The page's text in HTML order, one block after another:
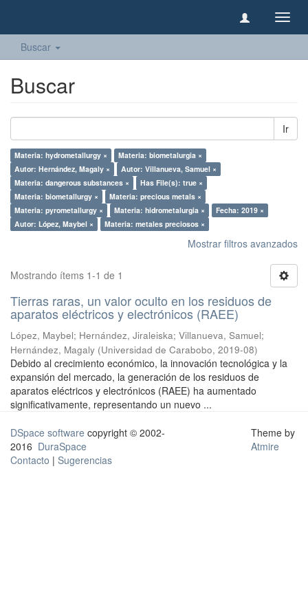
Buscar
Buscar
Ir
Materia: hydrometallurgy ×
Materia: biometalurgia ×
Autor: Hernández, Magaly ×
Autor: Villanueva, Samuel ×
Materia: dangerous substances ×
Has File(s): true ×
Materia: biometallurgy ×
Materia: precious metals ×
Materia: pyrometallurgy ×
Materia: hidrometalurgia ×
Fecha: 2019 ×
Autor: López, Maybel ×
Materia: metales preciosos ×
Mostrar filtros avanzados
Mostrando ítems 1-1 de 1
Tierras raras, un valor oculto en los residuos de
aparatos eléctricos y electrónicos (RAEE)
López, Maybel; Hernández, Jiraleiska; Villanueva, Samuel;
Hernández, Magaly (Universidad de Carabobo, 2019-08)
Debido al crecimiento económico, la innovación tecnológica y la
expansión del mercado, la generación de los residuos de
aparatos eléctricos y electrónicos (RAEE) ha aumentado
significativamente, representando un nuevo ...
DSpace software copyright © 2002-
2016 DuraSpace
Contacto | Sugerencias
Theme by
Atmire